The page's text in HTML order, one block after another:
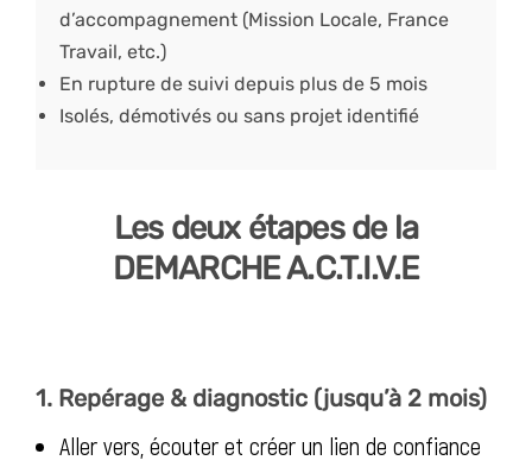
d’accompagnement (Mission Locale, France
Travail, etc.)
En rupture de suivi depuis plus de 5 mois
Isolés, démotivés ou sans projet identifié
Les deux étapes de la
DEMARCHE A.C.T.I.V.E
1. Repérage & diagnostic (jusqu’à 2 mois)
Aller vers, écouter et créer un lien de confiance